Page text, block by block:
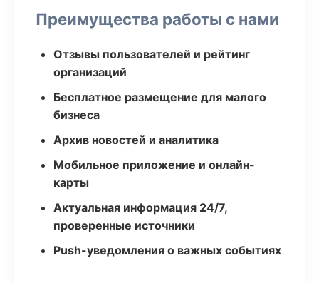
Преимущества работы с нами
Отзывы пользователей и рейтинг
организаций
Бесплатное размещение для малого
бизнеса
Архив новостей и аналитика
Мобильное приложение и онлайн-
карты
Актуальная информация 24/7,
проверенные источники
Push-уведомления о важных событиях